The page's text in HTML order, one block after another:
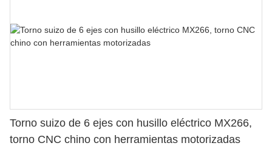
Torno suizo de 6 ejes con husillo eléctrico MX266,
torno CNC chino con herramientas motorizadas